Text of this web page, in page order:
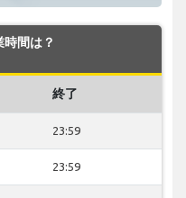
間は？
終了
23:59
23:59